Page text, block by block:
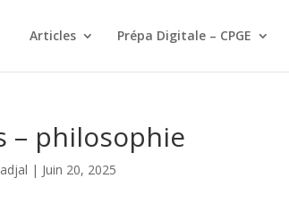
Articles Prépa Digitale – CPGE
– philosophie
| Juin 20, 2025